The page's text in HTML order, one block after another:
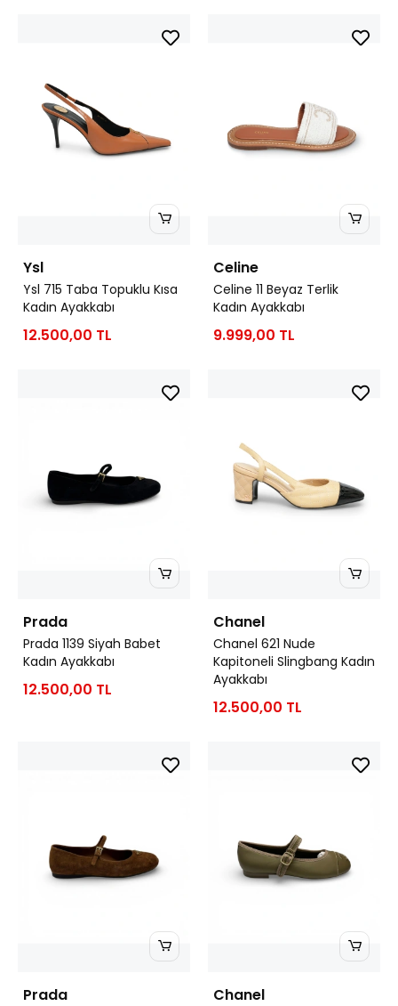
Ysl
Ysl 715 Taba Topuklu Kısa
Kadın Ayakkabı
12.500,00 TL
Celine
Celine 11 Beyaz Terlik
Kadın Ayakkabı
9.999,00 TL
Prada
Prada 1139 Siyah Babet
Kadın Ayakkabı
12.500,00 TL
Chanel
Chanel 621 Nude
Kapitoneli Slingbang Kadın
Ayakkabı
12.500,00 TL
Prada Chanel